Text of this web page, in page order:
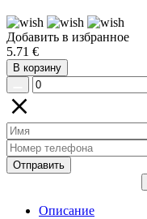
Добавить в избранное
5.71 €
В корзину
Отправить
Описание